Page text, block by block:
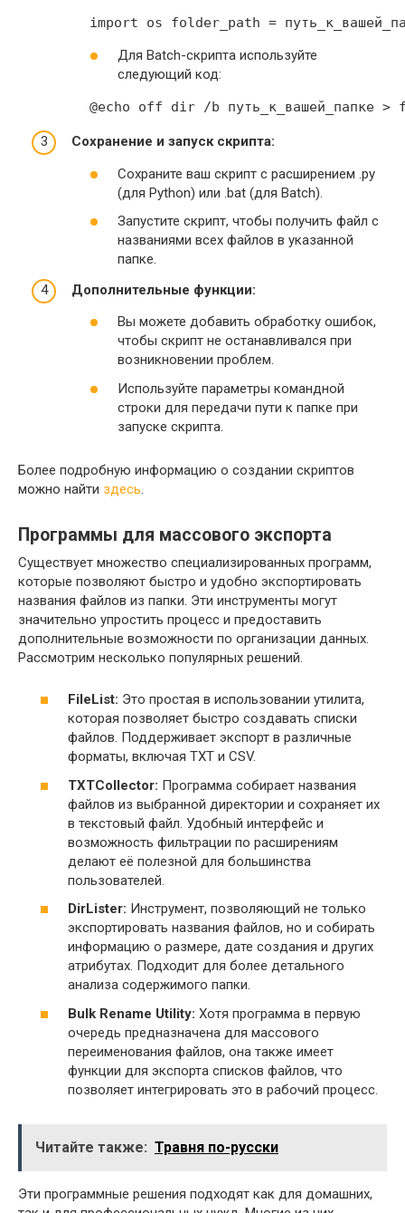
import os folder_path =
Для Batch-скрипта используйте
следующий код:
@echo off dir /b путь_к_вашей_папке
Сохранение и запуск скрипта:
Сохраните ваш скрипт с расширением .py
(для Python) или .bat (для Batch).
Запустите скрипт, чтобы получить файл с
названиями всех файлов в указанной
папке.
Дополнительные функции:
Вы можете добавить обработку ошибок,
чтобы скрипт не останавливался при
возникновении проблем.
Используйте параметры командной
строки для передачи пути к папке при
запуске скрипта.
Более подробную информацию о создании скриптов
можно найти здесь.
Программы для массового экспорта
Существует множество специализированных программ,
которые позволяют быстро и удобно экспортировать
названия файлов из папки. Эти инструменты могут
значительно упростить процесс и предоставить
дополнительные возможности по организации данных.
Рассмотрим несколько популярных решений.
FileList: Это простая в использовании утилита,
которая позволяет быстро создавать списки
файлов. Поддерживает экспорт в различные
форматы, включая TXT и CSV.
TXTCollector: Программа собирает названия
файлов из выбранной директории и сохраняет их
в текстовый файл. Удобный интерфейс и
возможность фильтрации по расширениям
делают её полезной для большинства
пользователей.
DirLister: Инструмент, позволяющий не только
экспортировать названия файлов, но и собирать
информацию о размерe, дате создания и других
атрибутах. Подходит для более детального
анализа содержимого папки.
Bulk Rename Utility: Хотя программа в первую
очередь предназначена для массового
переименования файлов, она также имеет
функции для экспорта списков файлов, что
позволяет интегрировать это в рабочий процесс.
Читайте также: Травня по-русски
Эти программные решения подходят как для домашних,